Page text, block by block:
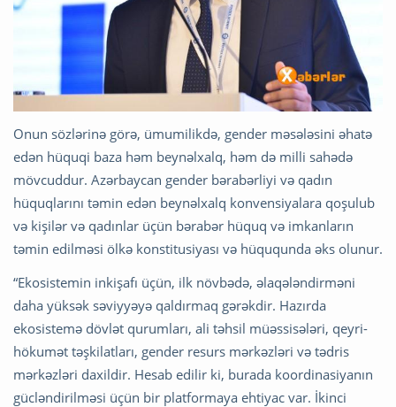
Onun sözlərinə görə, ümumilikdə, gender məsələsini əhatə
edən hüquqi baza həm beynəlxalq, həm də milli sahədə
mövcuddur. Azərbaycan gender bərabərliyi və qadın
hüquqlarını təmin edən beynəlxalq konvensiyalara qoşulub
və kişilər və qadınlar üçün bərabər hüquq və imkanların
təmin edilməsi ölkə konstitusiyası və hüququnda əks olunur.
“Ekosistemin inkişafı üçün, ilk növbədə, əlaqələndirməni
daha yüksək səviyyəyə qaldırmaq gərəkdir. Hazırda
ekosistemə dövlət qurumları, ali təhsil müəssisələri, qeyri-
hökumət təşkilatları, gender resurs mərkəzləri və tədris
mərkəzləri daxildir. Hesab edilir ki, burada koordinasiyanın
gücləndirilməsi üçün bir platformaya ehtiyac var. İkinci